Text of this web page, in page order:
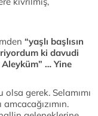
“yaşlı başlısın
ki davudi
… Yine
gerek. Selamımı